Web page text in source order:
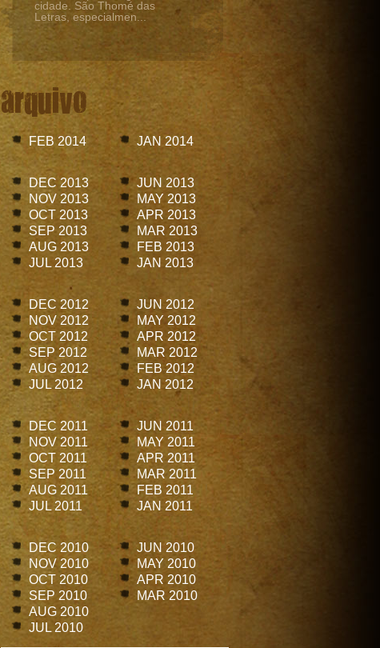
cidade. São Thomé das
Letras, especialmen...
arquivo
FEB 2014 JAN 2014
DEC 2013
NOV 2013
OCT 2013
SEP 2013
AUG 2013
JUL 2013
JUN 2013
MAY 2013
APR 2013
MAR 2013
FEB 2013
JAN 2013
DEC 2012
NOV 2012
OCT 2012
SEP 2012
AUG 2012
JUL 2012
JUN 2012
MAY 2012
APR 2012
MAR 2012
FEB 2012
JAN 2012
DEC 2011
NOV 2011
OCT 2011
SEP 2011
AUG 2011
JUL 2011
JUN 2011
MAY 2011
APR 2011
MAR 2011
FEB 2011
JAN 2011
DEC 2010
NOV 2010
OCT 2010
SEP 2010
AUG 2010
JUL 2010
JUN 2010
MAY 2010
APR 2010
MAR 2010